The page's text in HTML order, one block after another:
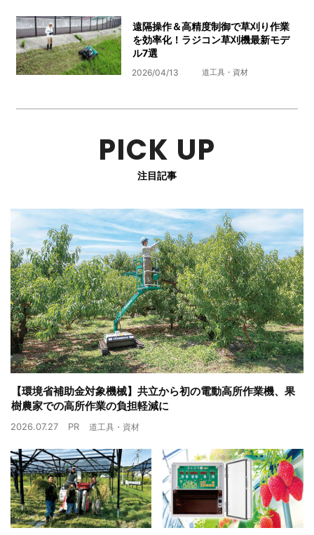
遠隔操作＆高精度制御で草刈り作業
を効率化！ラジコン草刈機最新モデ
ル7選
2026/04/13 道工具・資材
PICK UP
注目記事
【環境省補助金対象機械】共立から初の電動高所作業機、果
樹農家での高所作業の負担軽減に
2026.07.27 PR 道工具・資材